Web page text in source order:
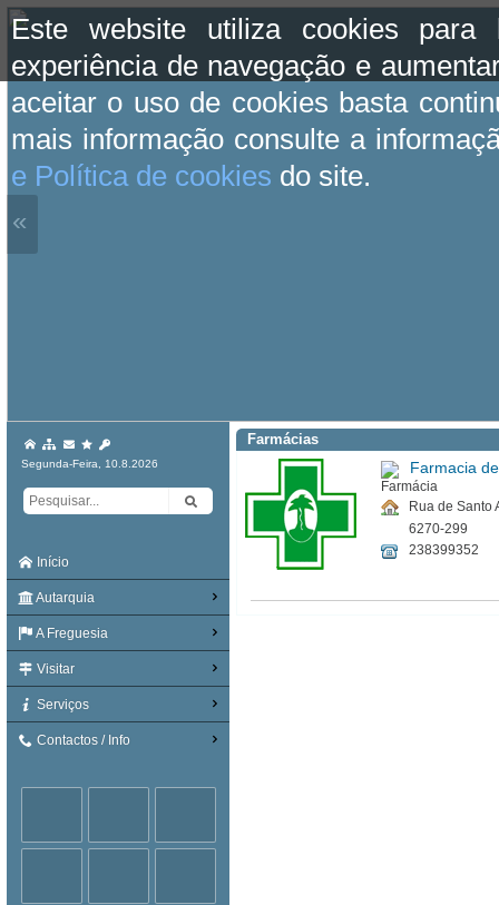
Este website utiliza cookies para
experiência de navegação e
aceitar o uso de cookies basta
mais informação consulte a
e Política de cookies do site.
«
Segunda-Feira, 10.8.2026
Início
Autarquia
A Freguesia
Visitar
Serviços
Contactos / Info
Farmácias
Farmacia
Rua de Santo
6270-299
238399352